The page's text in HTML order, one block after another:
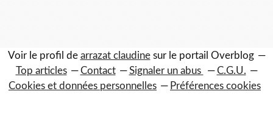
Voir le profil de arrazat claudinesur le portail Overblog
Top articles
Contact Signaler un abus
C.G.U.
Cookies et données personnelles
Préférences cookies